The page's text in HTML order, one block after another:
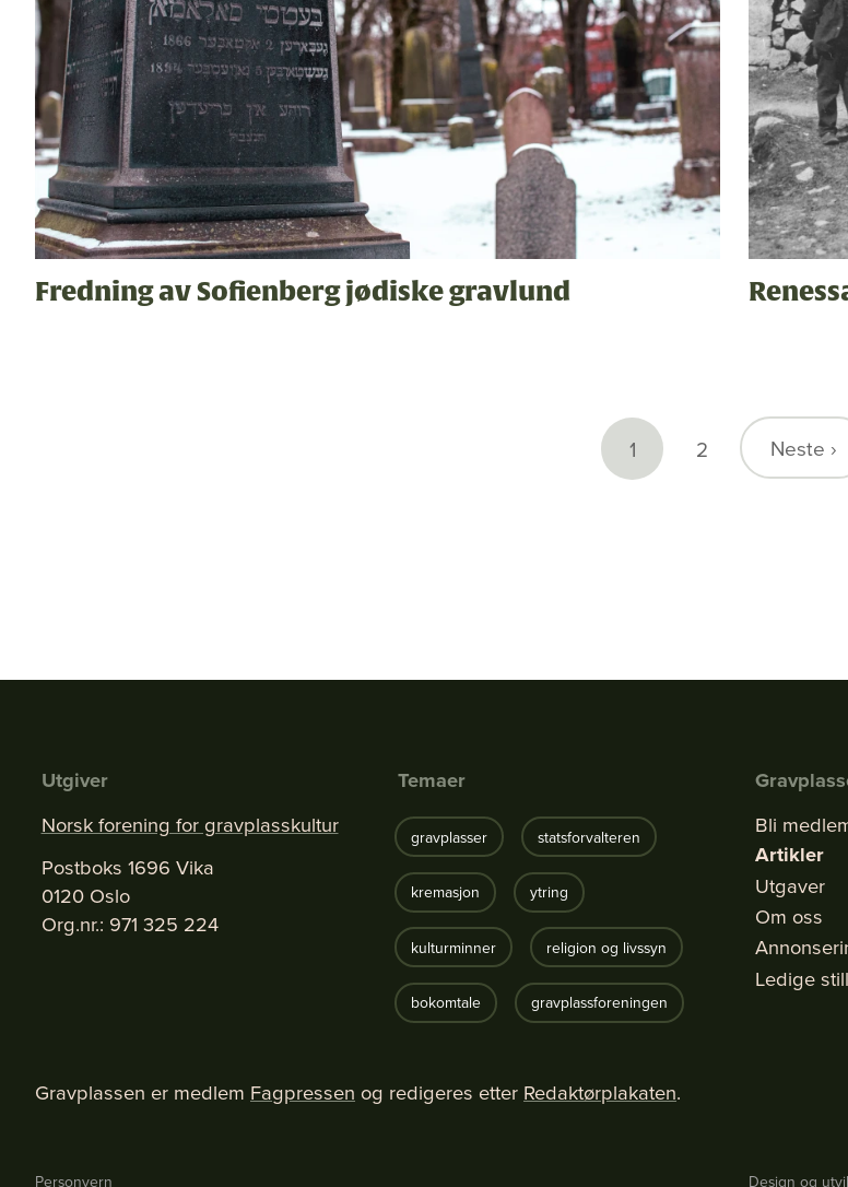
Fredning av Sofienberg jødiske gravlund
1 2 Neste ›
Utgiver
Norsk forening for gravplasskultur
Postboks 1696 Vika
0120 Oslo
Org.nr.: 971 325 224
Temaer
gravplasser statsforvalteren
kremasjon ytring
kulturminner religion og livssyn
bokomtale gravplassforeningen
Bli
Artikler
Utgaver
Om oss
Ledige
Gravplassen er medlem Fagpressen og redigeres etter Redaktørplakaten.
Personvern Design og